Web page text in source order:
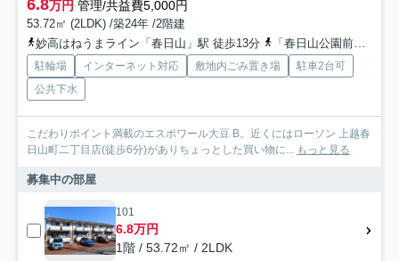
6.8万円 管理/共益費5,000円
53.72㎡ (2LDK) /築24年 /2階建
妙高はねうまライン「春日山」駅 徒歩13分
「春日山公園前（頚城）」バス停下車 徒歩2分
駐輪場 インターネット対応 敷地内ごみ置き場
駐車2台可
公共下水
こだわりポイント満載のエスポワール大豆 B。近くにはローソン 上越春
日山町二丁目店(徒歩6分)がありちょっとした買い物に... もっと見る
募集中の部屋
101
6.8万円
1階 / 53.72㎡ / 2LDK